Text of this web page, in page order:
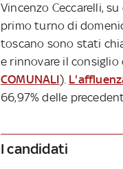
Vincenzo Ceccarelli,
primo turno di
toscano sono stati
e rinnovare il consiglio
COMUNALI).
66,97% delle
I candidati